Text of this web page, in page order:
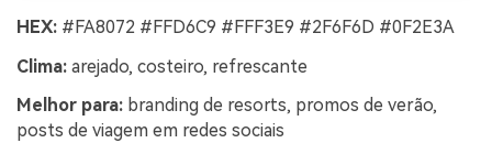
HEX: #FA8072 #FFD6C9 #FFF3E9 #2F6F6D #0F2E3A
Clima: arejado, costeiro, refrescante
Melhor para: branding de resorts, promos de verão,
posts de viagem em redes sociais